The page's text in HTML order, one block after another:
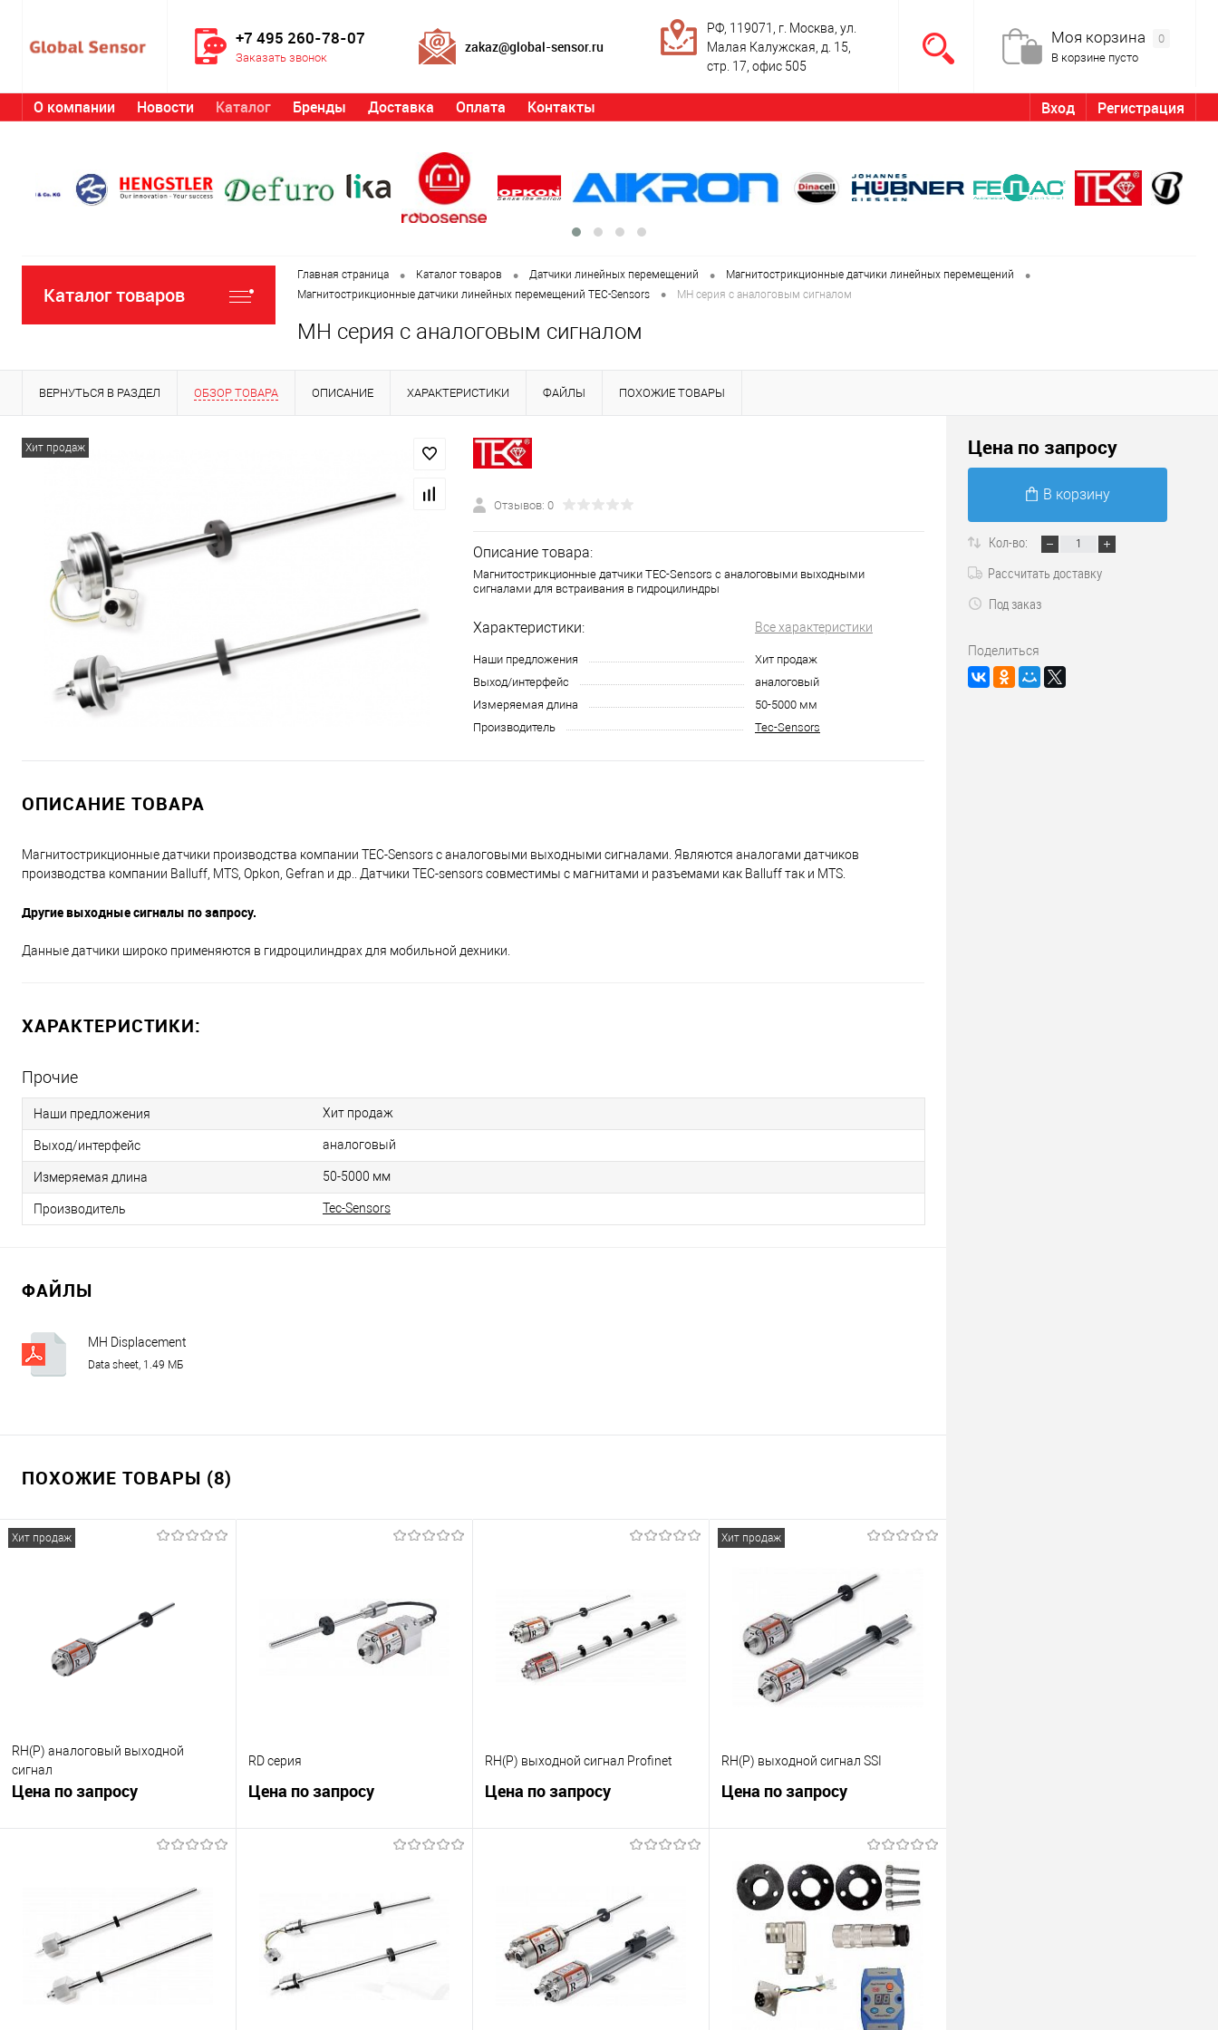
+7 495 260-78-07
Заказать звонок
zakaz@global-sensor.ru
РФ, 119071, г. Москва, ул.
Малая Калужская, д. 15,
стр. 17, офис 505
Моя корзина
0
В корзине пусто
О компании Новости Каталог Бренды Доставка Оплата Контакты Вход Регистрация
Каталог товаров
Главная страница • Каталог товаров • Датчики линейных перемещений • Магнитострикционные датчики линейных перемещений •
Магнитострикционные датчики линейных перемещений TEC-Sensors • MH серия с аналоговым сигналом
MH серия с аналоговым сигналом
ВЕРНУТЬСЯ В РАЗДЕЛ ОБЗОР ТОВАРА ОПИСАНИЕ ХАРАКТЕРИСТИКИ ФАЙЛЫ ПОХОЖИЕ ТОВАРЫ
Хит продаж
Отзывов: 0
Описание товара:
Магнитострикционные датчики ТЕС-Sensors с аналоговыми выходными
сигналами для встраивания в гидроцилиндры
Характеристики: Все характеристики
Наши предложения
Хит продаж
Выход/интерфейс
аналоговый
Измеряемая длина
50-5000 мм
Производитель
Tec-Sensors
ОПИСАНИЕ ТОВАРА
Магнитострикционные датчики производства компании ТЕС-Sensors с аналоговыми выходными сигналами. Являются аналогами датчиков
производства компании Balluff, MTS, Opkon, Gefran и др.. Датчики TEC-sensors совместимы с магнитами и разъемами как Balluff так и MTS.
Другие выходные сигналы по запросу.
Данные датчики широко применяются в гидроцилиндрах для мобильной дехники.
ХАРАКТЕРИСТИКИ:
Прочие
Наши предложения Хит продаж
Выход/интерфейс аналоговый
Измеряемая длина 50-5000 мм
Производитель Tec-Sensors
ФАЙЛЫ
MH Displacement
Sensor_analogue.pdf
Data sheet, 1.49 МБ
ПОХОЖИЕ ТОВАРЫ (8)
Хит продаж
RH(P) аналоговый выходной
сигнал
Цена по запросу
Запросить цену
В избранное
Под заказ
RD серия
Цена по запросу
Запросить цену
В избранное
RH(P) выходной сигнал Profinet
Цена по запросу
Запросить цену
В избранное
Под заказ
Хит продаж
RH(P) выходной сигнал SSI
Цена по запросу
Запросить цену
К сравнению
В избранное
Под заказ
Цена по запросу
В корзину
Кол-во:
Рассчитать доставку
Под заказ
Поделиться